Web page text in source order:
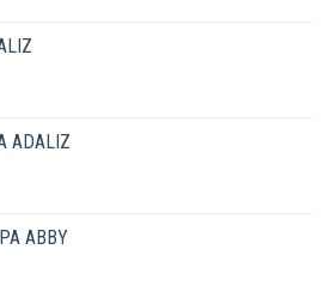
ADALIZ
ABBY